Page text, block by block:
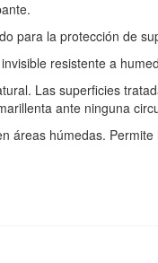
para la protección de
resistente a
Las superficies
ante ninguna
áreas húmedas.